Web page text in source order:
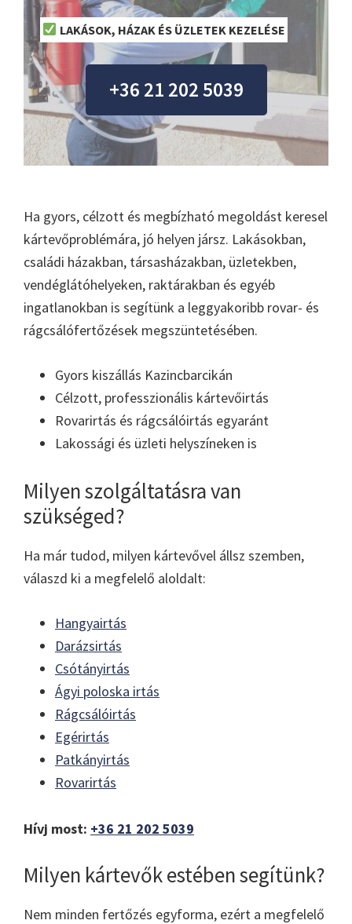
LAKÁSOK, HÁZAK ÉS ÜZLETEK KEZELÉSE
+36 21 202 5039
Ha gyors, célzott és megbízható megoldást keresel
kártevőproblémára, jó helyen jársz. Lakásokban,
családi házakban, társasházakban, üzletekben,
vendéglátóhelyeken, raktárakban és egyéb
ingatlanokban is segítünk a leggyakoribb rovar- és
rágcsálófertőzések megszüntetésében.
Gyors kiszállás Kazincbarcikán
Célzott, professzionális kártevőirtás
Rovarirtás és rágcsálóirtás egyaránt
Lakossági és üzleti helyszíneken is
Milyen szolgáltatásra van
szükséged?
Ha már tudod, milyen kártevővel állsz szemben,
válaszd ki a megfelelő aloldalt:
Hangyairtás
Darázsirtás
Csótányirtás
Ágyi poloska irtás
Rágcsálóirtás
Egérirtás
Patkányirtás
Rovarirtás
Hívj most: +36 21 202 5039
Milyen kártevők estében segítünk?
Nem minden fertőzés egyforma, ezért a megfelelő